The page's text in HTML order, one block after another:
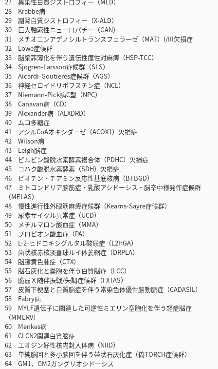
28 Krabbe病
29 副腎白質ジストロフィー（X-ALD）
30 巨大軸索性ニューロパチー（GAN）
31 メチオニンアデノシルトランスフェラーゼ（MAT）I/III欠損症
32 Lowe症候群
33 脳梁菲薄化を伴う遺伝性痙性対麻痺（HSP-TCC）
34 Sjogren-Larsson症候群（SLS）
35 Aicardi-Goutieres症候群（AGS）
36 神経セロイドリポフスチン症（NCL）
37 Niemann-Pick病C型（NPC）
38 Canavan病（CD）
39 Alexander病（ALXDRD）
40 ムコ多糖症
41 アシルCoAオキシダーゼ（ACOX1）欠損症
42 Wilson病
43 Leigh脳症
44 ピルビン酸脱水素酵素複合体（PDHC）欠損症
45 コハク酸脱水素酵素（SDH）欠損症
46 ビオチン・チアミン反応性基底核病（BTBGD）
47 ミトコンドリア脳筋症・乳酸アシドーシス・脳卒中様発作症候群
（MELAS）
48 慢性進行性外眼筋麻痺症候群（Kearns-Sayre症候群）
49 尿素サイクル異常症（UCD）
50 メチルマロン酸血症（MMA）
51 プロピオン酸血症（PA）
52 L-2-ヒドロキシグルタル酸尿症（L2HGA）
53 歯状核赤核淡蒼球ルイ体萎縮症（DRPLA）
54 脳腱黄色腫症（CTX）
55 脳石灰化と嚢胞を伴う白質脳症（LCC）
56 脆弱Ｘ随伴振戦/失調症候群（FXTAS）
57 皮質下梗塞と白質脳症を伴う常染色体優性脳動脈症（CADASIL）
58 Fabry病
59 MYLF遺伝子に関連した可逆性ミエリン空胞化を伴う軽症脳症
（MMERV）
60 Menkes病
61 CLCN2関連白質脳症
62 エオジン好性核内封入体病（NIID）
63 単純脳回と多小脳回を伴う帯状石灰化症（偽TORCH症候群）
64 GM1，GM2ガングリオシドーシス